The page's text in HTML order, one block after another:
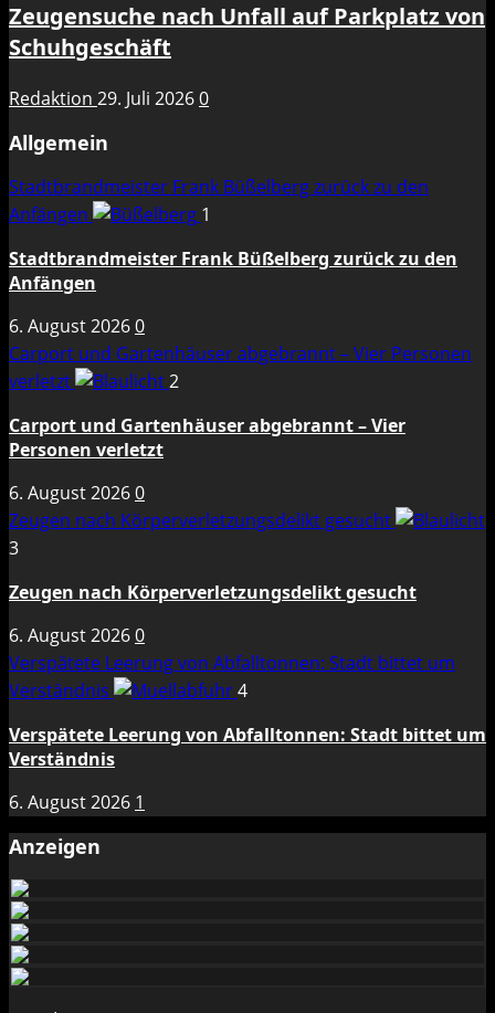
Zeugensuche nach Unfall auf Parkplatz von
Schuhgeschäft
Redaktion 29. Juli 20260
Allgemein
Stadtbrandmeister Frank Büßelberg zurück zu den
Anfängen
1
Stadtbrandmeister Frank Büßelberg zurück zu den
Anfängen
6. August 20260
Carport und Gartenhäuser abgebrannt – Vier Personen
verletzt
2
Carport und Gartenhäuser abgebrannt – Vier
Personen verletzt
6. August 20260
Zeugen nach Körperverletzungsdelikt gesucht
3
Zeugen nach Körperverletzungsdelikt gesucht
6. August 20260
Verspätete Leerung von Abfalltonnen: Stadt bittet um
Verständnis
4
Verspätete Leerung von Abfalltonnen: Stadt bittet um
Verständnis
6. August 2026 1
Anzeigen